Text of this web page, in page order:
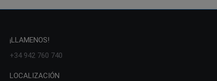
¡LLAMENOS!
+34 942 760 740
LOCALIZACIÓN